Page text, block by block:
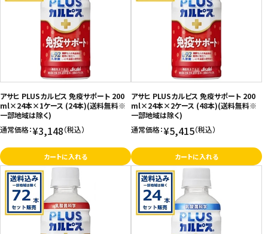
アサヒ PLUSカルピス 免疫サポート 200
ml×24本×1ケース (24本)(送料無料※
一部地域は除く)
通常価格：¥3,148（税込）
カートに入れる
アサヒ PLUSカルピス 免疫サポート 200
ml×24本×2ケース (48本)(送料無料※
一部地域は除く)
通常価格：¥5,415（税込）
カートに入れる